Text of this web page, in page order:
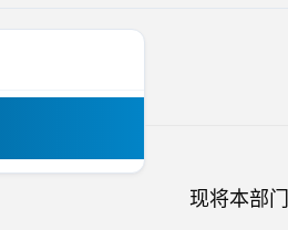
现将本部门